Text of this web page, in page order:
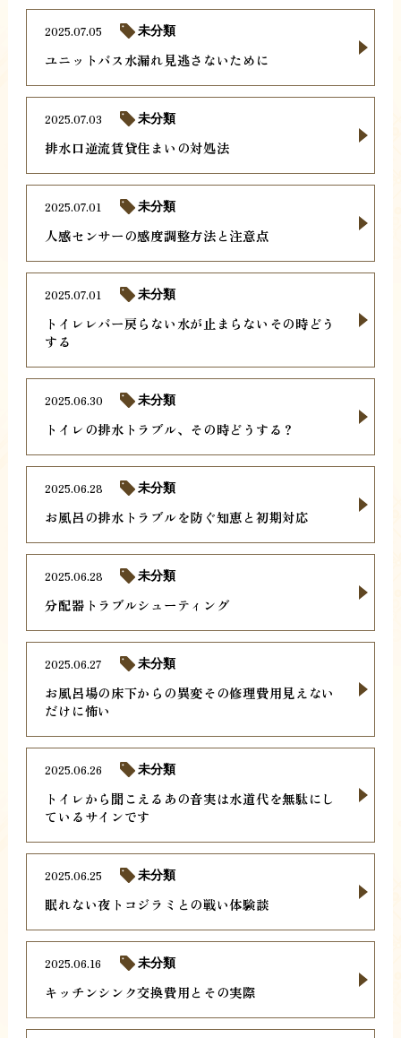
ユニットバス水漏れ見逃さないために
2025.07.05 未分類
排水口逆流賃貸住まいの対処法
2025.07.03 未分類
人感センサーの感度調整方法と注意点
2025.07.01 未分類
トイレレバー戻らない水が止まらないその時どう
する
2025.07.01 未分類
トイレの排水トラブル、その時どうする？
2025.06.30 未分類
お風呂の排水トラブルを防ぐ知恵と初期対応
2025.06.28 未分類
分配器トラブルシューティング
2025.06.28 未分類
お風呂場の床下からの異変その修理費用見えない
だけに怖い
2025.06.27 未分類
トイレから聞こえるあの音実は水道代を無駄にし
ているサインです
2025.06.26 未分類
眠れない夜トコジラミとの戦い体験談
2025.06.25 未分類
キッチンシンク交換費用とその実際
2025.06.16 未分類